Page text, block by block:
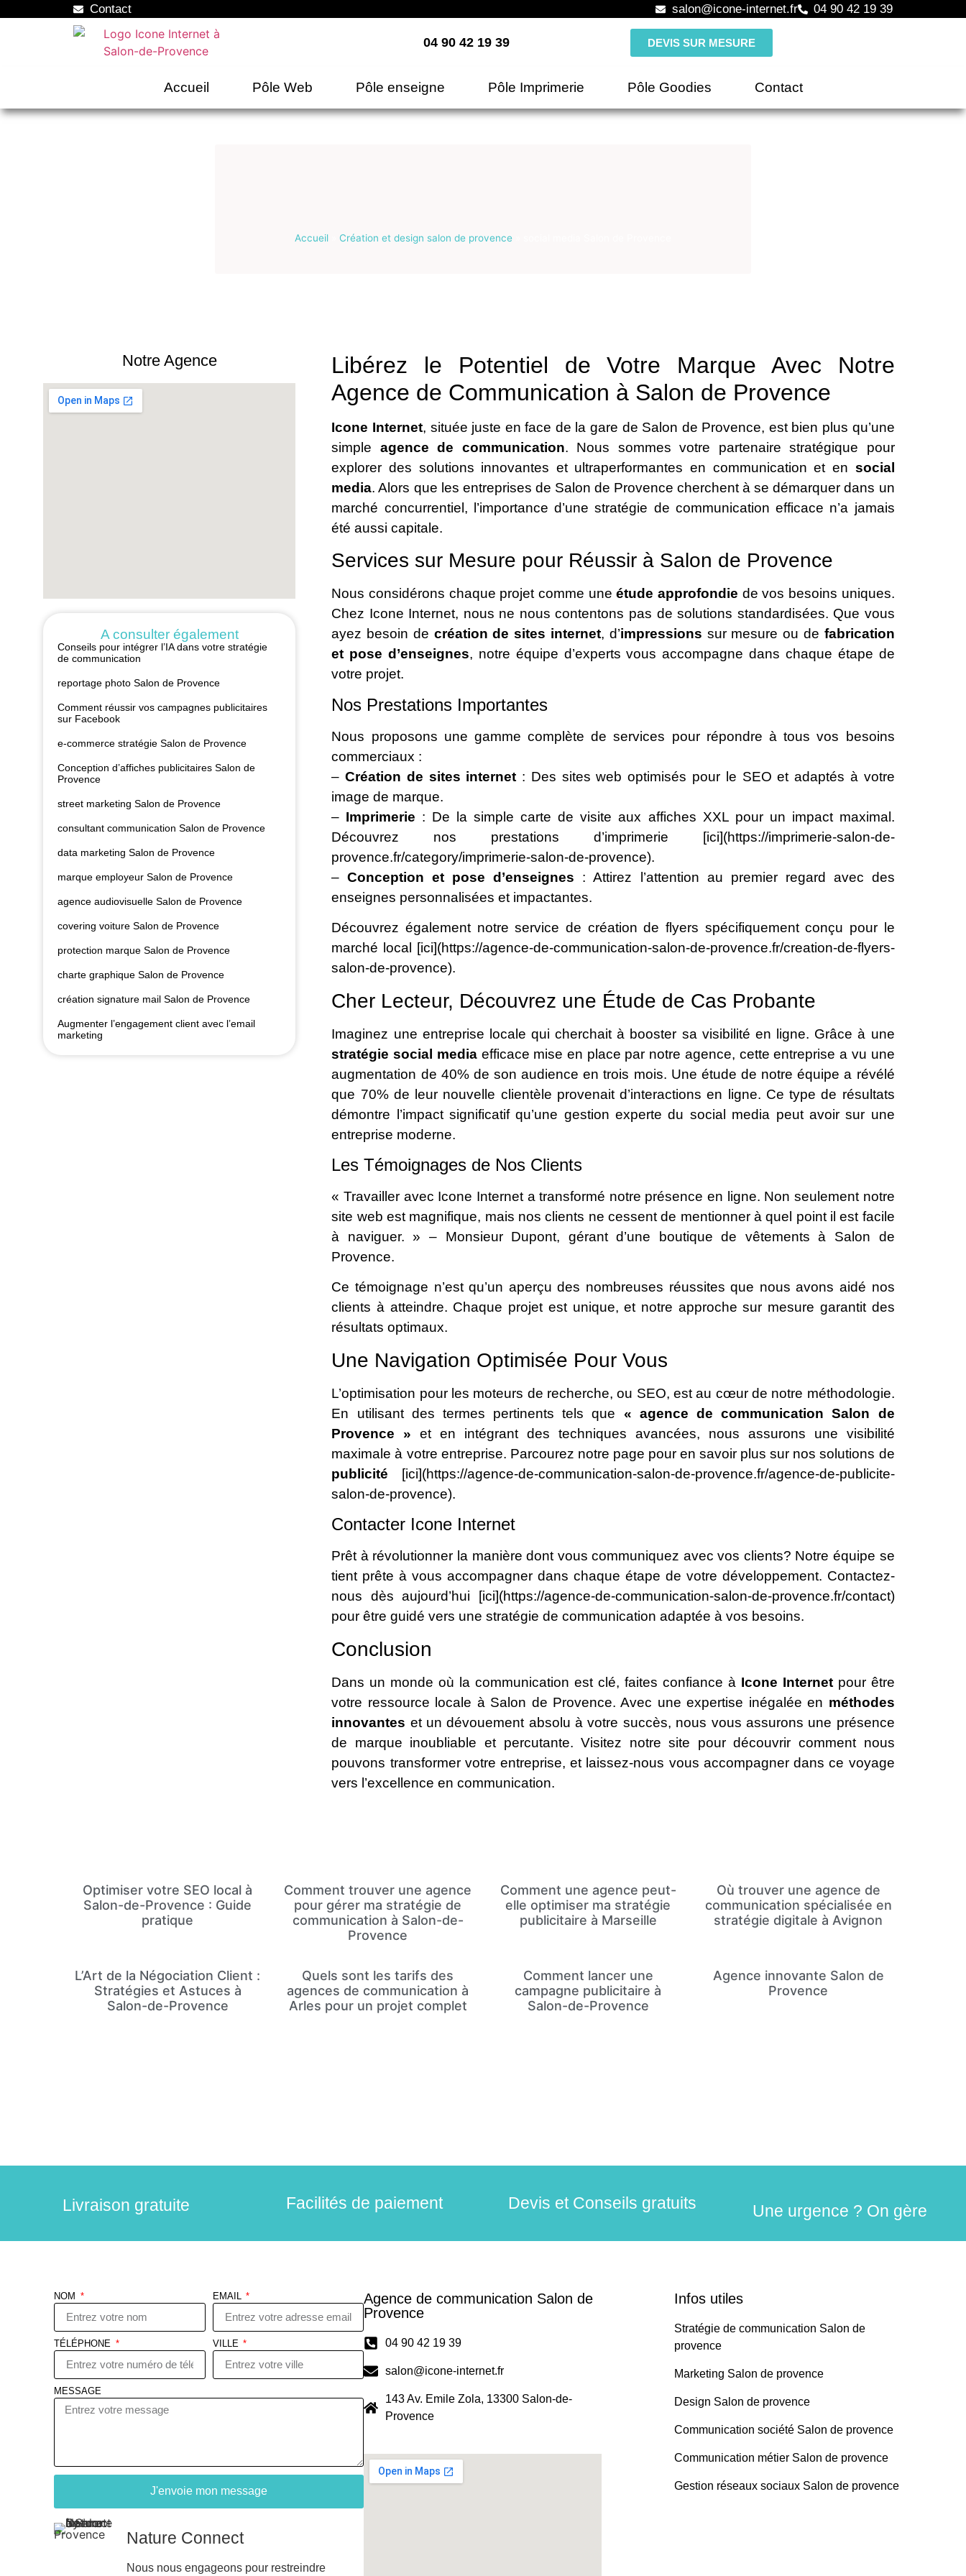
Contact salon@icone-internet.fr 04 90 42 19 39
04 90 42 19 39 DEVIS SUR MESURE
Accueil Pôle Web Pôle enseigne Pôle Imprimerie Pôle Goodies Contact
Accueil Création et design salon de provence
Notre Agence
A consulter également
Conseils pour intégrer l’IA dans votre stratégie
de communication
reportage photo Salon de Provence
Comment réussir vos campagnes publicitaires
sur Facebook
e-commerce stratégie Salon de Provence
Conception d’affiches publicitaires Salon de
Provence
street marketing Salon de Provence
consultant communication Salon de Provence
data marketing Salon de Provence
marque employeur Salon de Provence
agence audiovisuelle Salon de Provence
covering voiture Salon de Provence
protection marque Salon de Provence
charte graphique Salon de Provence
création signature mail Salon de Provence
Augmenter l’engagement client avec l’email
marketing
Libérez le Potentiel de Votre Marque Avec Notre
Agence de Communication à Salon de Provence
Icone Internet, située juste en face de la gare de Salon de Provence, est bien plus qu’une
simple agence de communication. Nous sommes votre partenaire stratégique pour
explorer des solutions innovantes et ultraperformantes en communication et en social
media. Alors que les entreprises de Salon de Provence cherchent à se démarquer dans un
marché concurrentiel, l’importance d’une stratégie de communication efficace n’a jamais
été aussi capitale.
Services sur Mesure pour Réussir à Salon de Provence
Nous considérons chaque projet comme uneétude approfondie de vos besoins uniques.
Chez Icone Internet, nous ne nous contentons pas de solutions standardisées. Que vous
ayez besoin de création de sites internet, d’impressions sur mesure ou de fabrication
et pose d’enseignes, notre équipe d’experts vous accompagne dans chaque étape de
votre projet.
Nos Prestations Importantes
Nous proposons une gamme complète de services pour répondre à tous vos besoins
commerciaux :
–Création de sites internet : Des sites web optimisés pour le SEO et adaptés à votre
image de marque.
– Imprimerie : De la simple carte de visite aux affiches XXL pour un impact maximal.
Découvrez nos prestations d’imprimerie [ici](https://imprimerie-salon-de-
provence.fr/category/imprimerie-salon-de-provence).
–Conception et pose d’enseignes : Attirez l’attention au premier regard avec des
enseignes personnalisées et impactantes.
Découvrez également notre service de création de flyers spécifiquement conçu pour le
marché local [ici](https://agence-de-communication-salon-de-provence.fr/creation-de-flyers-
salon-de-provence).
Cher Lecteur, Découvrez une Étude de Cas Probante
Imaginez une entreprise locale qui cherchait à booster sa visibilité en ligne. Grâce à une
stratégie social mediaefficace mise en place par notre agence, cette entreprise a vu une
augmentation de 40% de son audience en trois mois. Une étude de notre équipe a révélé
que 70% de leur nouvelle clientèle provenait d’interactions en ligne. Ce type de résultats
démontre l’impact significatif qu’une gestion experte du social media peut avoir sur une
entreprise moderne.
Les Témoignages de Nos Clients
« Travailler avec Icone Internet a transformé notre présence en ligne. Non seulement notre
site web est magnifique, mais nos clients ne cessent de mentionner à quel point il est facile
à naviguer. » – Monsieur Dupont, gérant d’une boutique de vêtements à Salon de
Provence.
Ce témoignage n’est qu’un aperçu des nombreuses réussites que nous avons aidé nos
clients à atteindre. Chaque projet est unique, et notre approche sur mesure garantit des
résultats optimaux.
Une Navigation Optimisée Pour Vous
L’optimisation pour les moteurs de recherche, ou SEO, est au cœur de notre méthodologie.
En utilisant des termes pertinents tels que « agence de communication Salon de
Provence » et en intégrant des techniques avancées, nous assurons une visibilité
maximale à votre entreprise. Parcourez notre page pour en savoir plus sur nos solutions de
publicité [ici](https://agence-de-communication-salon-de-provence.fr/agence-de-publicite-
salon-de-provence).
Contacter Icone Internet
Prêt à révolutionner la manière dont vous communiquez avec vos clients? Notre équipe se
tient prête à vous accompagner dans chaque étape de votre développement. Contactez-
nous dès aujourd’hui [ici](https://agence-de-communication-salon-de-provence.fr/contact)
pour être guidé vers une stratégie de communication adaptée à vos besoins.
Conclusion
Dans un monde où la communication est clé, faites confiance à Icone Internetpour être
votre ressource locale à Salon de Provence. Avec une expertise inégalée en méthodes
innovantes et un dévouement absolu à votre succès, nous vous assurons une présence
de marque inoubliable et percutante. Visitez notre site pour découvrir comment nous
pouvons transformer votre entreprise, et laissez-nous vous accompagner dans ce voyage
vers l’excellence en communication.
Optimiser votre SEO local à
Salon-de-Provence : Guide
pratique
Comment trouver une agence
pour gérer ma stratégie de
communication à Salon-de-
Provence
Comment une agence peut-
elle optimiser ma stratégie
publicitaire à Marseille
Où trouver une agence de
communication spécialisée en
stratégie digitale à Avignon
L’Art de la Négociation Client :
Stratégies et Astuces à
Salon-de-Provence
Quels sont les tarifs des
agences de communication à
Arles pour un projet complet
Comment lancer une
campagne publicitaire à
Salon-de-Provence
Agence innovante Salon de
Provence
Livraison gratuite Facilités de paiement Devis et Conseils gratuits Une urgence ? On gère
NOM EMAIL
TÉLÉPHONE VILLE
MESSAGE
J'envoie mon message
Nature Connect
Nous nous engageons pour restreindre
Agence de communication Salon de
Provence
04 90 42 19 39
salon@icone-internet.fr
143 Av. Emile Zola, 13300 Salon-de-
Provence
Infos utiles
Stratégie de communication Salon de
provence
Marketing Salon de provence
Design Salon de provence
Communication société Salon de provence
Communication métier Salon de provence
Gestion réseaux sociaux Salon de provence